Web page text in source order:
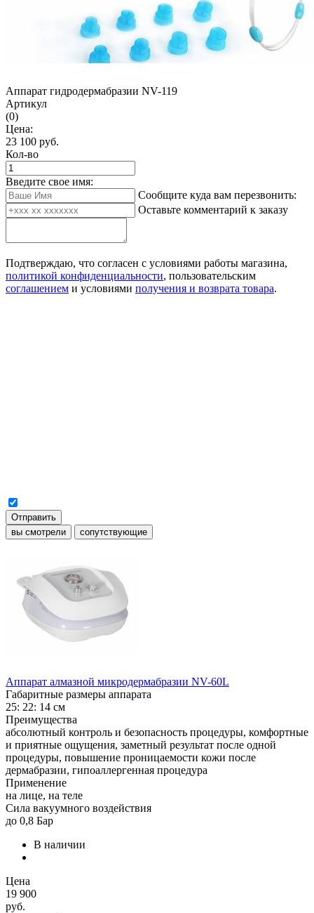
Аппарат гидродермабразии NV-119
Артикул
(0)
Цена:
23 100 руб.
Кол-во
Введите свое имя:
Сообщите куда вам перезвонить:
Оставьте комментарий к заказу
Подтверждаю, что согласен с условиями работы магазина,
политикой конфиденциальности, пользовательским
соглашением и условиями получения и возврата товара.
Отправить
вы смотрели
сопутствующие
Аппарат алмазной микродермабразии NV-60L
Габаритные размеры аппарата
25: 22: 14 см
Преимущества
абсолютный контроль и безопасность процедуры, комфортные
и приятные ощущения, заметный результат после одной
процедуры, повышение проницаемости кожи после
дермабразии, гипоаллергенная процедура
Применение
на лице, на теле
Сила вакуумного воздействия
до 0,8 Бар
В наличии
Цена
19 900
руб.